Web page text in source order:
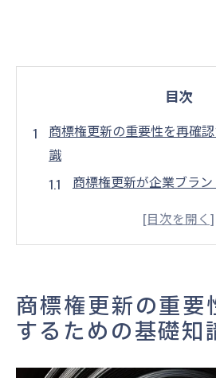
目次
商標権更新の重要性を再確
識
商標権更新が企業ブラ
商標権更新のタイミング
商標権更新の基礎知識
ース
最新ガイドラインを活用し
商標権更新の重要
するための基礎知